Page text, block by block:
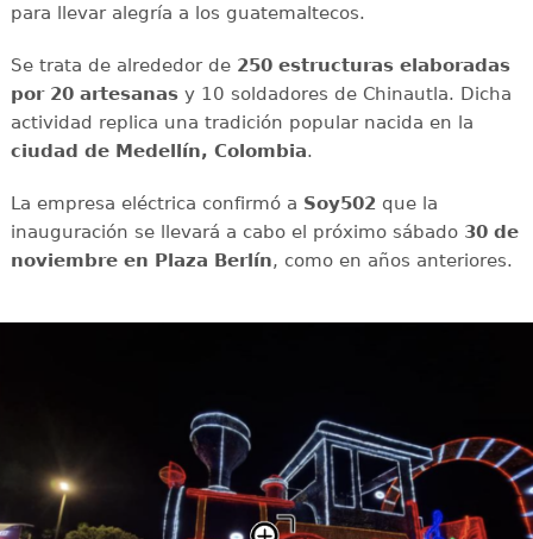
para llevar alegría a los guatemaltecos.
Se trata de alrededor de 250 estructuras elaboradas
por 20 artesanasy 10 soldadores de Chinautla. Dicha
actividad replica una tradición popular nacida en la
ciudad de Medellín, Colombia.
La empresa eléctrica confirmó a Soy502que la
inauguración se llevará a cabo el próximo sábado 30 de
noviembre en Plaza Berlín, como en años anteriores.